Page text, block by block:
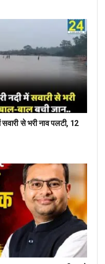
से भरी नाव पलटी, 12